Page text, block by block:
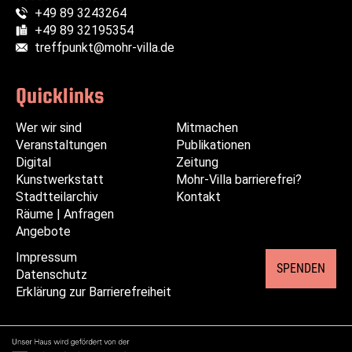
Telefon:
+49 89 3243264
Fax:
+49 89 32195354
E-Mail:
treffpunkt@mohr-villa.de
Quicklinks
überspringen
Wer wir sind
Veranstaltungen
Digital
Kunstwerkstatt
Stadtteilarchiv
Räume | Anfragen
Angebote
überspringen
Mitmachen
Publikationen
Zeitung
Mohr-Villa barrierefrei?
Kontakt
Impressum
Datenschutz
Erklärung zur Barrierefreiheit
SPENDEN